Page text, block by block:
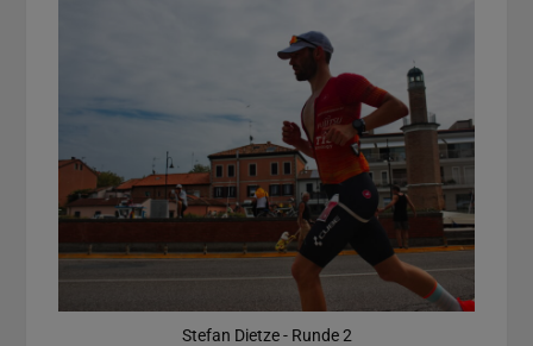
Stefan Dietze - Runde 2